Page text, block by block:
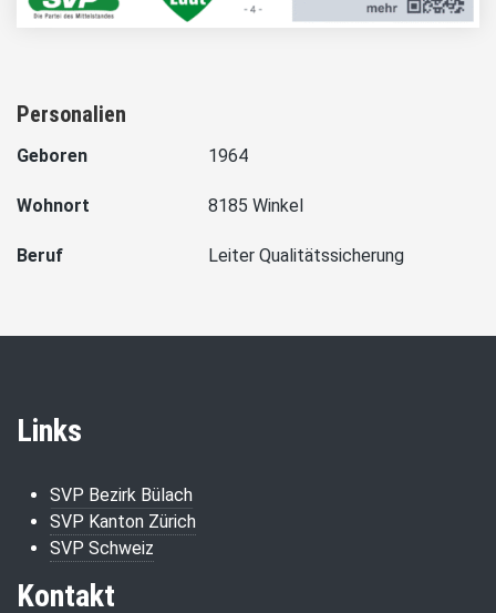
Personalien
Geboren 1964
Wohnort 8185 Winkel
Beruf Leiter Qualitätssicherung
Links
SVP Bezirk Bülach
SVP Kanton Zürich
SVP Schweiz
Kontakt